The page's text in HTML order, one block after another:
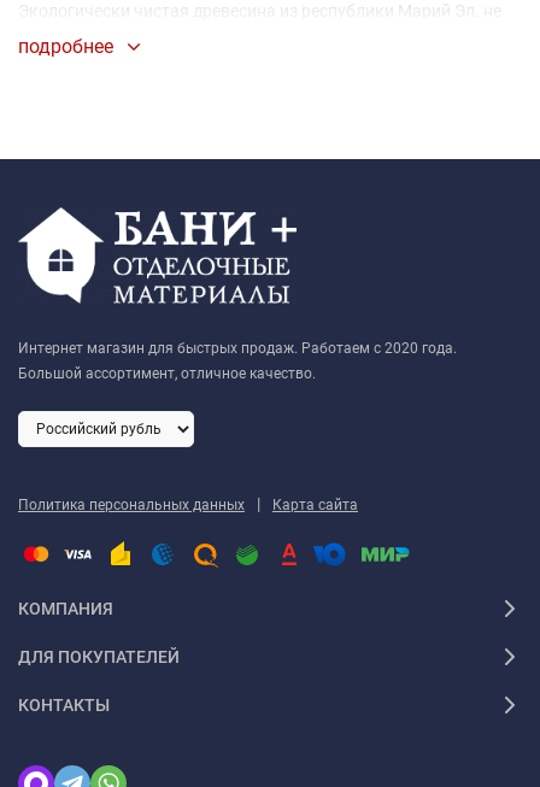
Экологически чистая древесина из республики Марий Эл. не
содержит в себе смол, имеет приятный запах. Вагонка из липы
подробнее
Интернет магазин для быстрых продаж. Работаем с 2020 года.
Большой ассортимент, отличное качество.
Политика персональных данных | Карта сайта
КОМПАНИЯ
ДЛЯ ПОКУПАТЕЛЕЙ
КОНТАКТЫ